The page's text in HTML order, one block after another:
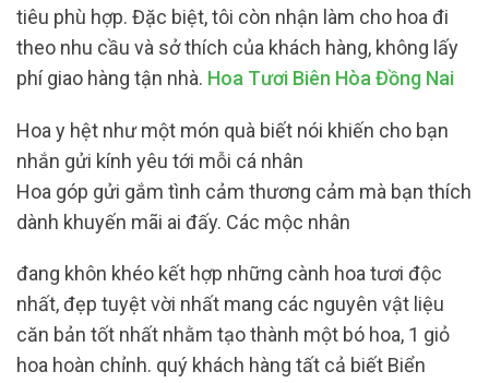
tiêu phù hợp. Đặc biệt, tôi còn nhận làm cho hoa đi
theo nhu cầu và sở thích của khách hàng, không lấy
phí giao hàng tận nhà. Hoa Tươi Biên Hòa Đồng Nai
Hoa y hệt như một món quà biết nói khiến cho bạn
nhắn gửi kính yêu tới mỗi cá nhân
Hoa góp gửi gắm tình cảm thương cảm mà bạn thích
dành khuyến mãi ai đấy. Các mộc nhân
đang khôn khéo kết hợp những cành hoa tươi độc
nhất, đẹp tuyệt vời nhất mang các nguyên vật liệu
căn bản tốt nhất nhằm tạo thành một bó hoa, 1 giỏ
hoa hoàn chỉnh. quý khách hàng tất cả biết Biển